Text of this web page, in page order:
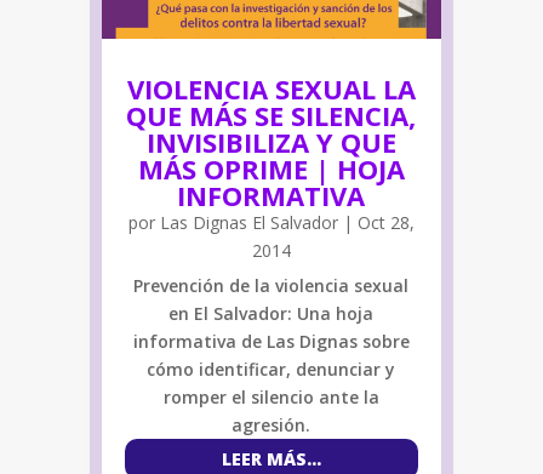
VIOLENCIA SEXUAL LA
QUE MÁS SE SILENCIA,
INVISIBILIZA Y QUE
MÁS OPRIME | HOJA
INFORMATIVA
por Las Dignas El Salvador| Oct 28,
2014
Prevención de la violencia sexual
en El Salvador: Una hoja
informativa de Las Dignas sobre
cómo identificar, denunciar y
romper el silencio ante la
agresión.
LEER MÁS...